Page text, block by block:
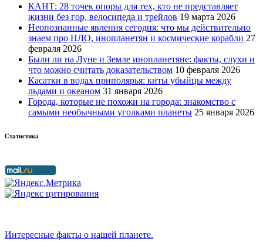
КАНТ: 28 точек опоры для тех, кто не представляет
жизни без гор, велосипеда и трейлов 19 марта 2026
Неопознанные явления сегодня: что мы действительно
знаем про НЛО, инопланетян и космические корабли 27
февраля 2026
Были ли на Луне и Земле инопланетяне: факты, слухи и
что можно считать доказательством 10 февраля 2026
Касатки в водах приполярья: киты убыйцы между
льдами и океаном 31 января 2026
Города, которые не похожи на города: знакомство с
самыми необычными уголками планеты 25 января 2026
Статистика
Интересные факты о нашей планете.